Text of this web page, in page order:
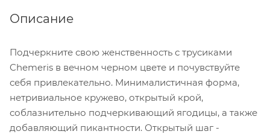
Описание
Подчеркните свою женственность с трусиками
Chemeris в вечном черном цвете и почувствуйте
себя привлекательно. Минималистичная форма,
нетривиальное кружево, открытый крой,
соблазнительно подчеркивающий ягодицы, а также
добавляющий пикантности. Открытый шаг -